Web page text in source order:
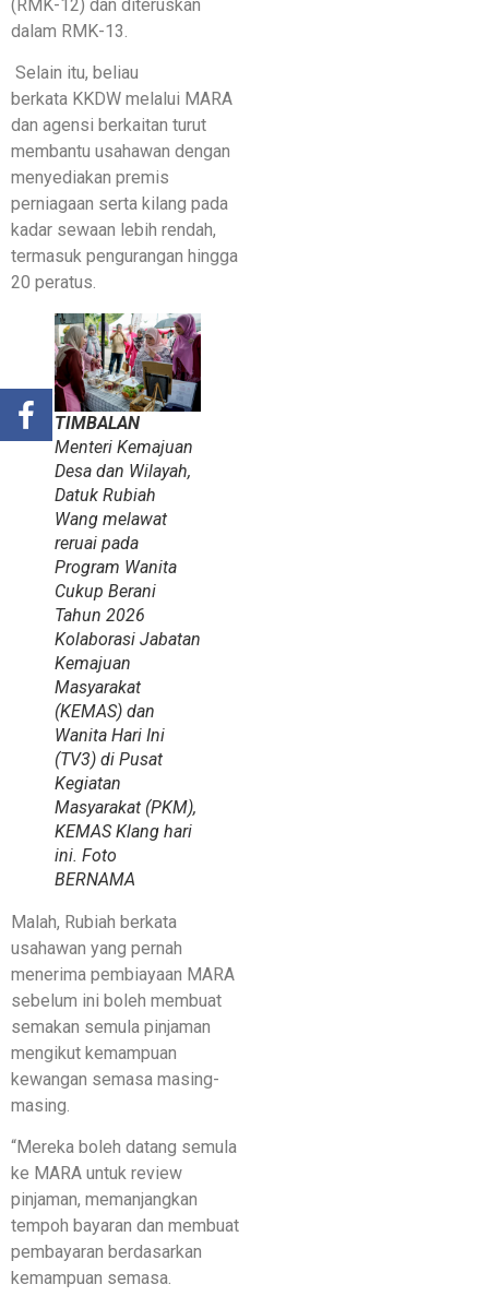
(RMK-12) dan diteruskan
dalam RMK-13.
Selain itu, beliau
berkata KKDW melalui MARA
dan agensi berkaitan turut
membantu usahawan dengan
menyediakan premis
perniagaan serta kilang pada
kadar sewaan lebih rendah,
termasuk pengurangan hingga
20 peratus.
TIMBALAN
Menteri Kemajuan
Desa dan Wilayah,
Datuk Rubiah
Wang melawat
reruai pada
Program Wanita
Cukup Berani
Tahun 2026
Kolaborasi Jabatan
Kemajuan
Masyarakat
(KEMAS) dan
Wanita Hari Ini
(TV3) di Pusat
Kegiatan
Masyarakat (PKM),
KEMAS Klang hari
ini. Foto
BERNAMA
Malah, Rubiah berkata
usahawan yang pernah
menerima pembiayaan MARA
sebelum ini boleh membuat
semakan semula pinjaman
mengikut kemampuan
kewangan semasa masing-
masing.
“Mereka boleh datang semula
ke MARA untuk review
pinjaman, memanjangkan
tempoh bayaran dan membuat
pembayaran berdasarkan
kemampuan semasa.